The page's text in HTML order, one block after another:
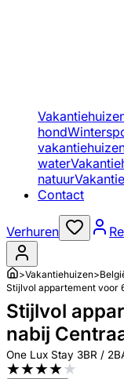
hond
vakantiehuizen
water
natuur
Contact
Verhuren
>Vakantiehuizen>
Stijlvol appartement voor
Stijlvol
nabij
One Lux Stay 3BR /
★★★★★